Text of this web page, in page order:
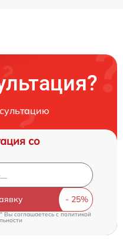
со
Вы соглашаетесь cполитикой